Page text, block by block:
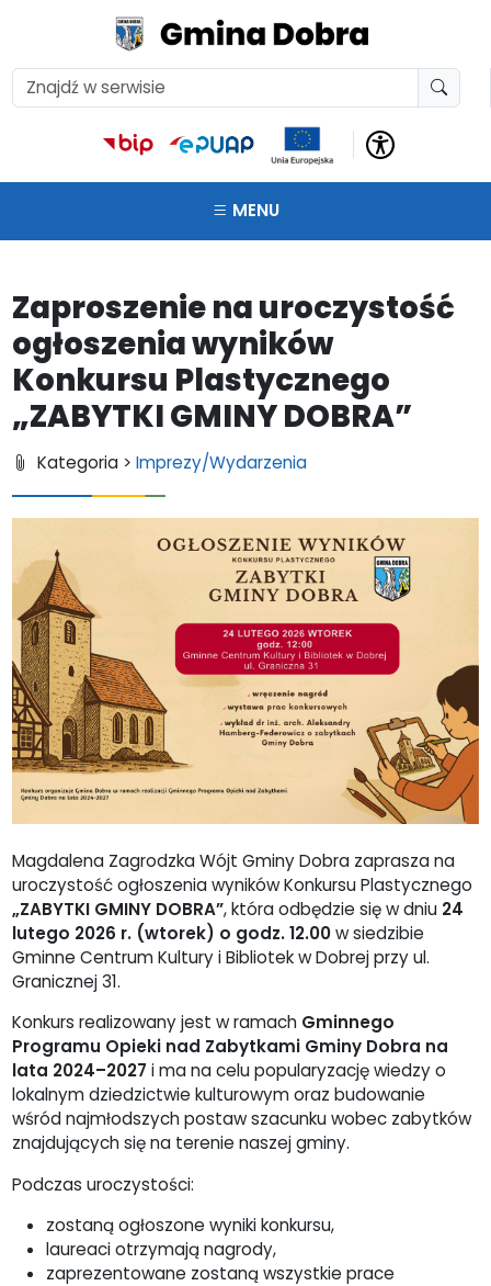
MENU
Zaproszenie na uroczystość
ogłoszenia wyników
Konkursu Plastycznego
„ZABYTKI GMINY DOBRA”
Kategoria >Imprezy/Wydarzenia
Magdalena Zagrodzka Wójt Gminy Dobra zaprasza na
uroczystość ogłoszenia wyników Konkursu Plastycznego
„ZABYTKI GMINY DOBRA”, która odbędzie się w dniu 24
lutego 2026 r. (wtorek) o godz. 12.00w siedzibie
Gminne Centrum Kultury i Bibliotek w Dobrej przy ul.
Granicznej 31.
Konkurs realizowany jest w ramach Gminnego
Programu Opieki nad Zabytkami Gminy Dobra na
lata 2024–2027 i ma na celu popularyzację wiedzy o
lokalnym dziedzictwie kulturowym oraz budowanie
wśród najmłodszych postaw szacunku wobec zabytków
znajdujących się na terenie naszej gminy.
Podczas uroczystości:
zostaną ogłoszone wyniki konkursu,
laureaci otrzymają nagrody,
zaprezentowane zostaną wszystkie prace